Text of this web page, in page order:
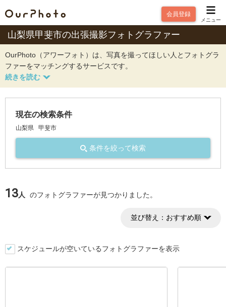
会員登録
メニュー
山梨県甲斐市の出張撮影フォトグラファー
OurPhoto（アワーフォト）は、写真を撮ってほしい人とフォトグラ
ファーをマッチングするサービスです。
現在の検索条件
山梨県 甲斐市
条件を絞って検索
13人 のフォトグラファーが見つかりました。
並び替え： おすすめ順
スケジュールが空いているフォトグラファーを表示